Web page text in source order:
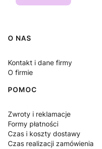
Linki w stopce
O NAS
Kontakt i dane firmy
O firmie
POMOC
Zwroty i reklamacje
Formy płatności
Czas i koszty dostawy
Czas realizacji zamówienia